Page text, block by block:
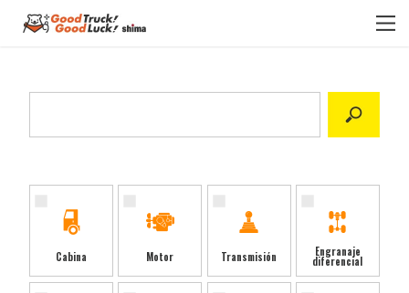
Cabina Motor Transmisión Engranaje
diferencial